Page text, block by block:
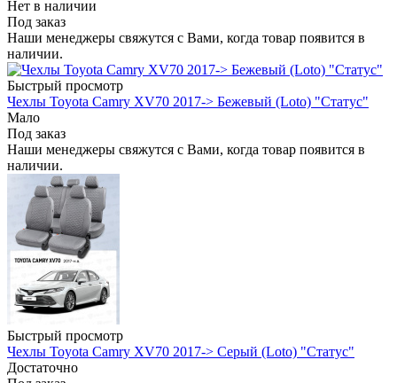
Нет в наличии
Под заказ
Наши менеджеры свяжутся с Вами, когда товар появится в
наличии.
Быстрый просмотр
Чехлы Toyota Camry XV70 2017-> Бежевый (Loto) "Статус"
Мало
Под заказ
Наши менеджеры свяжутся с Вами, когда товар появится в
наличии.
Быстрый просмотр
Чехлы Toyota Camry XV70 2017-> Серый (Loto) "Статус"
Достаточно